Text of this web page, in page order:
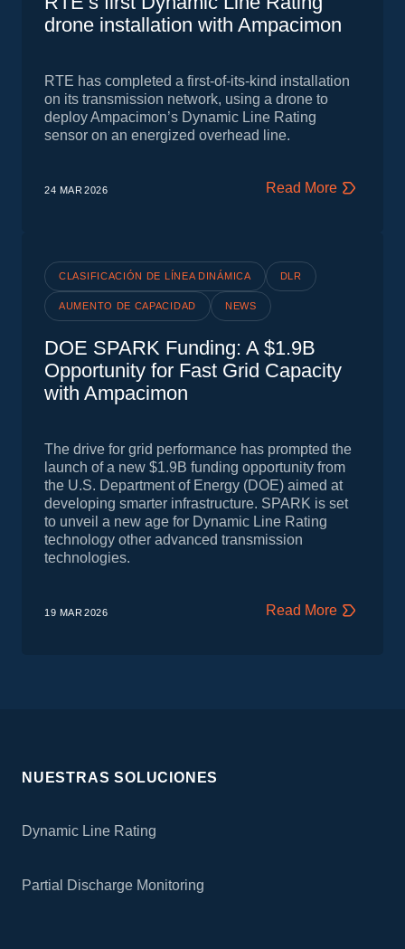
drone installation with Ampacimon
RTE has completed a first‑of‑its‑kind installation
on its transmission network, using a drone to
deploy Ampacimon’s Dynamic Line Rating
sensor on an energized overhead line.
24 MAR 2026 Read More
CLASIFICACIÓN DE LÍNEA DINÁMICA DLR
AUMENTO DE CAPACIDAD NEWS
DOE SPARK Funding: A $1.9B
Opportunity for Fast Grid Capacity
with Ampacimon
The drive for grid performance has prompted the
launch of a new $1.9B funding opportunity from
the U.S. Department of Energy (DOE) aimed at
developing smarter infrastructure. SPARK is set
to unveil a new age for Dynamic Line Rating
technology other advanced transmission
technologies.
19 MAR 2026 Read More
NUESTRAS SOLUCIONES
Dynamic Line Rating
Partial Discharge Monitoring